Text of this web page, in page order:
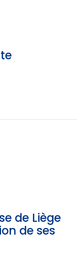
de Liège
de ses